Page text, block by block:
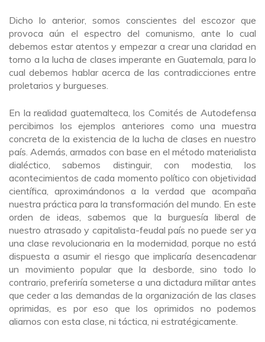
Dicho lo anterior, somos conscientes del escozor que
provoca aún el espectro del comunismo, ante lo cual
debemos estar atentos y empezar a crear una claridad en
torno a la lucha de clases imperante en Guatemala, para lo
cual debemos hablar acerca de las contradicciones entre
proletarios y burgueses.
En la realidad guatemalteca, los Comités de Autodefensa
percibimos los ejemplos anteriores como una muestra
concreta de la existencia de la lucha de clases en nuestro
país. Además, armados con base en el método materialista
dialéctico, sabemos distinguir, con modestia, los
acontecimientos de cada momento político con objetividad
científica, aproximándonos a la verdad que acompaña
nuestra práctica para la transformación del mundo. En este
orden de ideas, sabemos que la burguesía liberal de
nuestro atrasado y capitalista-feudal país no puede ser ya
una clase revolucionaria en la modernidad, porque no está
dispuesta a asumir el riesgo que implicaría desencadenar
un movimiento popular que la desborde, sino todo lo
contrario, preferiría someterse a una dictadura militar antes
que ceder a las demandas de la organización de las clases
oprimidas, es por eso que los oprimidos no podemos
aliarnos con esta clase, ni táctica, ni estratégicamente.